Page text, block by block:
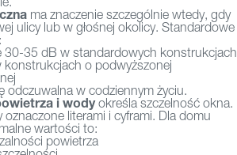
ma znaczenie szczególnie wtedy, gdy
ulicy lub w głośnej okolicy. Standardowe
30-35 dB w standardowych konstrukcjach
konstrukcjach o podwyższonej
odczuwalna w codziennym życiu.
i wodyokreśla szczelność okna.
literami i cyframi. Dla domu
wartości to:
powietrza